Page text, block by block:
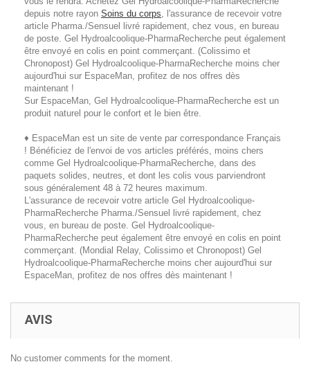
depuis notre rayon Soins du corps, l'assurance de recevoir votre
article Pharma./Sensuel livré rapidement, chez vous, en bureau
de poste. Gel Hydroalcoolique-PharmaRecherche peut également
être envoyé en colis en point commerçant. (Colissimo et
Chronopost) Gel Hydroalcoolique-PharmaRecherche moins cher
aujourd'hui sur EspaceMan, profitez de nos offres dès
maintenant !
Sur EspaceMan, Gel Hydroalcoolique-PharmaRecherche est un
produit naturel pour le confort et le bien être.
♦ EspaceMan est un site de vente par correspondance Français
! Bénéficiez de l'envoi de vos articles préférés, moins chers
comme Gel Hydroalcoolique-PharmaRecherche, dans des
paquets solides, neutres, et dont les colis vous parviendront
sous généralement 48 à 72 heures maximum.
L'assurance de recevoir votre article Gel Hydroalcoolique-
PharmaRecherche Pharma./Sensuel livré rapidement, chez
vous, en bureau de poste. Gel Hydroalcoolique-
PharmaRecherche peut également être envoyé en colis en point
commerçant. (Mondial Relay, Colissimo et Chronopost) Gel
Hydroalcoolique-PharmaRecherche moins cher aujourd'hui sur
EspaceMan, profitez de nos offres dès maintenant !
AVIS
No customer comments for the moment.